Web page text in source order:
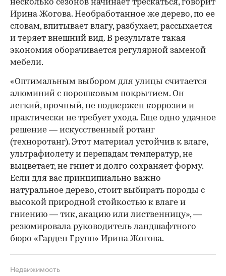
несколько сезонов начинает трескаться, говорит
Ирина Жогова. Необработанное же дерево, по ее
словам, впитывает влагу, разбухает, рассыхается
и теряет внешний вид. В результате такая
экономия оборачивается регулярной заменой
мебели.
«Оптимальным выбором для улицы считается
алюминий с порошковым покрытием. Он
легкий, прочный, не подвержен коррозии и
практически не требует ухода. Еще одно удачное
решение — искусственный ротанг
(техноротанг). Этот материал устойчив к влаге,
ультрафиолету и перепадам температур, не
выцветает, не гниет и долго сохраняет форму.
Если для вас принципиально важно
натуральное дерево, стоит выбирать породы с
высокой природной стойкостью к влаге и
гниению — тик, акацию или лиственницу», —
резюмировала руководитель ландшафтного
бюро «Гарден Групп» Ирина Жогова.
Недвижимость